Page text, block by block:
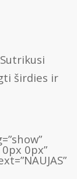
širdies ir
0px”